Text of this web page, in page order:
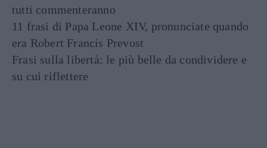
tutti commenteranno
11 frasi di Papa Leone XIV, pronunciate quando
era Robert Francis Prevost
Frasi sulla libertà: le più belle da condividere e
su cui riflettere